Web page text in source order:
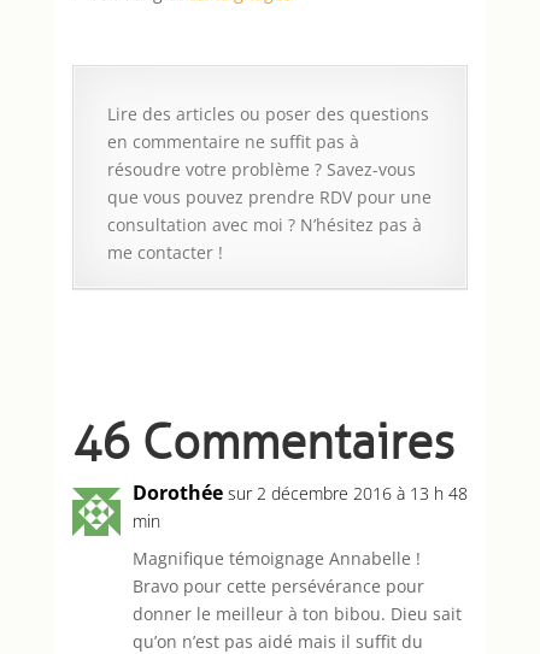
Lire des articles ou poser des questions
en commentaire ne suffit pas à
résoudre votre problème ? Savez-vous
que vous pouvez prendre RDV pour une
consultation avec moi ? N’hésitez pas à
me contacter !
46 Commentaires
Dorothée sur 2 décembre 2016 à 13 h 48
min
Magnifique témoignage Annabelle !
Bravo pour cette persévérance pour
donner le meilleur à ton bibou. Dieu sait
qu’on n’est pas aidé mais il suffit du